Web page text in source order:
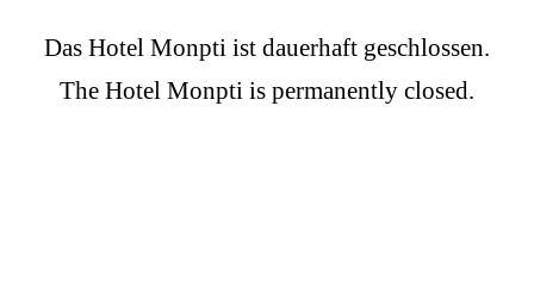
Das Hotel Monpti ist dauerhaft geschlossen.
The Hotel Monpti is permanently closed.